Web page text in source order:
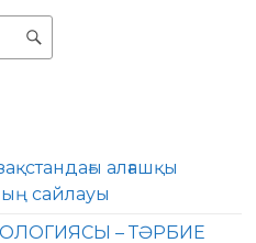
алғашқы
сайлауы
– ТӘРБИЕ